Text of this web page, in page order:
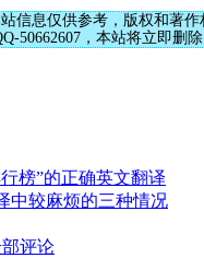
息仅供参考，版权和著作
50662607，本站将立即删除
榜”的正确英文翻译
中较麻烦的三种情况
评论